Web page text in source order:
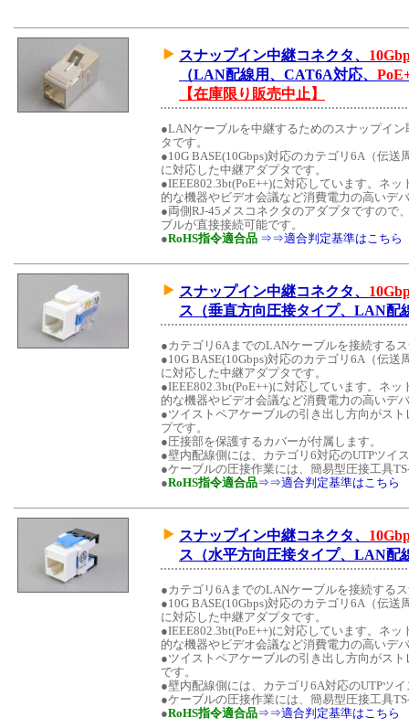
スナップイン中継コネクタ、
（LAN配線用、CAT6A対応、
【在庫限り販売中止】
●LANケーブルを中継するためのスナップイ
タです。
●10G BASE(10Gbps)対応のカテゴリ6A（伝
に対応した中継アダプタです。
●IEEE802.3bt(PoE++)に対応しています。ネ
的な機器やビデオ会議など消費電力の高いデ
●両側RJ-45メスコネクタのアダプタですので
ブルが直接接続可能です。
●RoHS指令適合品 ⇒⇒適合判定基準はこちら
スナップイン中継コネクタ、
ス（垂直方向圧接タイプ、LAN配
●カテゴリ6AまでのLANケーブルを接続する
●10G BASE(10Gbps)対応のカテゴリ6A（伝
に対応した中継アダプタです。
●IEEE802.3bt(PoE++)に対応しています。ネ
的な機器やビデオ会議など消費電力の高いデ
●ツイストペアケーブルの引き出し方向がス
プです。
●圧接部を保護するカバーが付属します。
●壁内配線側には、カテゴリ6対応のUTPツイ
●ケーブルの圧接作業には、簡易型圧接工具
●RoHS指令適合品⇒⇒適合判定基準はこちら
スナップイン中継コネクタ、
ス（水平方向圧接タイプ、LAN配
●カテゴリ6AまでのLANケーブルを接続する
●10G BASE(10Gbps)対応のカテゴリ6A（伝
に対応した中継アダプタです。
●IEEE802.3bt(PoE++)に対応しています。ネ
的な機器やビデオ会議など消費電力の高いデ
●ツイストペアケーブルの引き出し方向がス
です。
●壁内配線側には、カテゴリ6A対応のUTPツ
●ケーブルの圧接作業には、簡易型圧接工具
●RoHS指令適合品⇒⇒適合判定基準はこちら